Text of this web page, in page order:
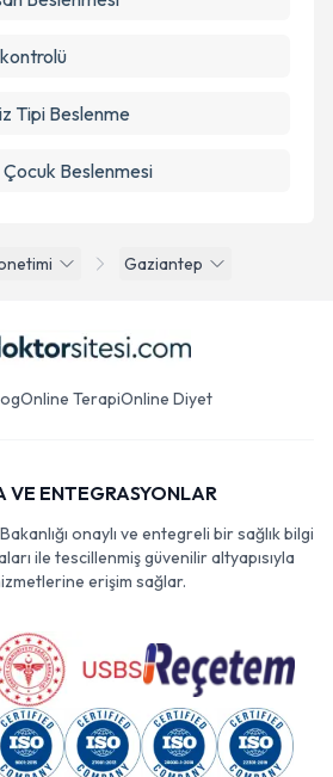
Gaziantep
Tipi Beslenme
Beslenmesi
Online TerapiOnline Diyet
VE ENTEGRASYONLAR
onaylı ve entegreli bir sağlık bilgi
ile tescillenmiş güvenilir altyapısıyla
erişim sağlar.